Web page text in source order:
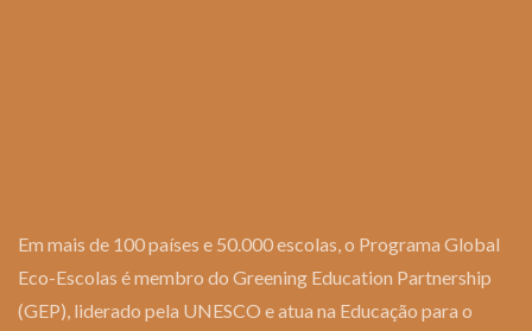
Em mais de 100 países e 50.000 escolas, o Programa Global
Eco-Escolas é membro do Greening Education Partnership
(GEP), liderado pela UNESCO e atua na Educação para o